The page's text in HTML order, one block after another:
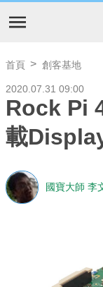
首頁 創客基地
2020.07.31 09:00
Rock Pi
載
國寶大師 李